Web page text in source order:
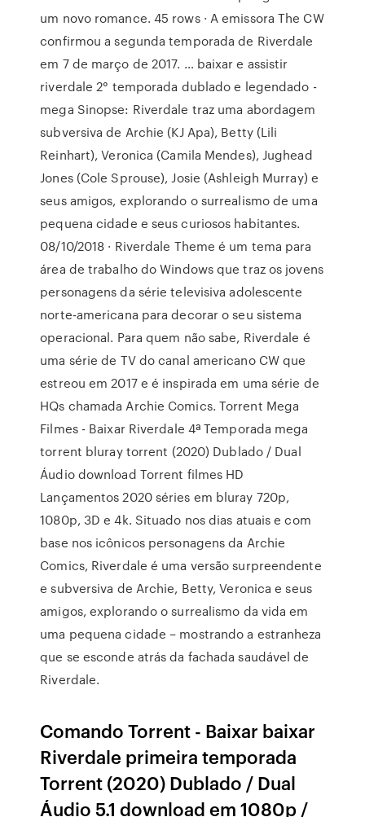
um novo romance. 45 rows · A emissora The CW
confirmou a segunda temporada de Riverdale
em 7 de março de 2017. … baixar e assistir
riverdale 2° temporada dublado e legendado -
mega Sinopse: Riverdale traz uma abordagem
subversiva de Archie (KJ Apa), Betty (Lili
Reinhart), Veronica (Camila Mendes), Jughead
Jones (Cole Sprouse), Josie (Ashleigh Murray) e
seus amigos, explorando o surrealismo de uma
pequena cidade e seus curiosos habitantes.
08/10/2018 · Riverdale Theme é um tema para
área de trabalho do Windows que traz os jovens
personagens da série televisiva adolescente
norte-americana para decorar o seu sistema
operacional. Para quem não sabe, Riverdale é
uma série de TV do canal americano CW que
estreou em 2017 e é inspirada em uma série de
HQs chamada Archie Comics. Torrent Mega
Filmes - Baixar Riverdale 4ª Temporada mega
torrent bluray torrent (2020) Dublado / Dual
Áudio download Torrent filmes HD
Lançamentos 2020 séries em bluray 720p,
1080p, 3D e 4k. Situado nos dias atuais e com
base nos icônicos personagens da Archie
Comics, Riverdale é uma versão surpreendente
e subversiva de Archie, Betty, Veronica e seus
amigos, explorando o surrealismo da vida em
uma pequena cidade – mostrando a estranheza
que se esconde atrás da fachada saudável de
Riverdale.
Comando Torrent - Baixar baixar
Riverdale primeira temporada
Torrent (2020) Dublado / Dual
Áudio 5.1 download em 1080p /